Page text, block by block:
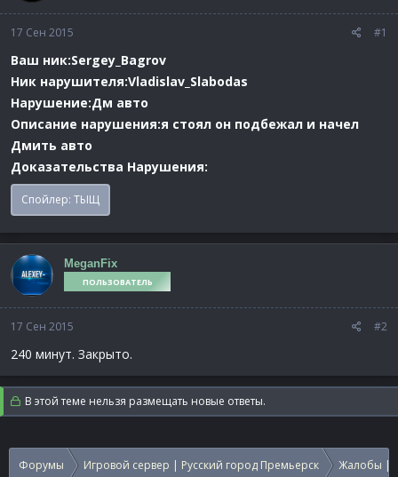
17 Сен 2015 #1
Ваш ник:Sergey_Bagrov
Ник нарушителя:Vladislav_Slabodas
Нарушение:Дм авто
Описание нарушения:я стоял он подбежал и начел
Дмить авто
Доказательства Нарушения:
Спойлер: ТЫЩ
MeganFix
ПОЛЬЗОВАТЕЛЬ
17 Сен 2015 #2
240 минут. Закрыто.
В этой теме нельзя размещать новые ответы.
Форумы Игровой сервер | Русский город Премьерск Жалобы |